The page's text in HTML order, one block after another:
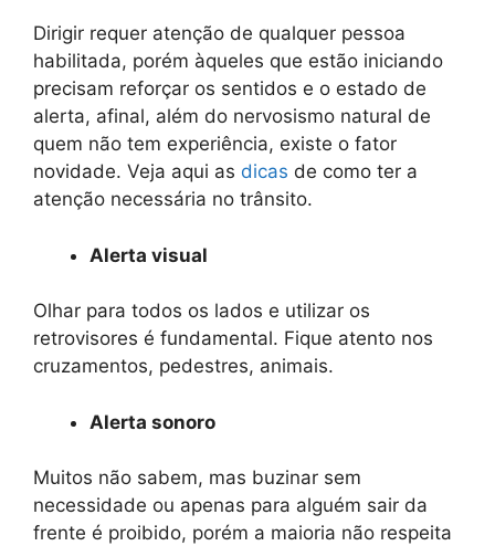
Dirigir requer atenção de qualquer pessoa
habilitada, porém àqueles que estão iniciando
precisam reforçar os sentidos e o estado de
alerta, afinal, além do nervosismo natural de
quem não tem experiência, existe o fator
novidade. Veja aqui as dicas de como ter a
atenção necessária no trânsito.
Alerta visual
Olhar para todos os lados e utilizar os
retrovisores é fundamental. Fique atento nos
cruzamentos, pedestres, animais.
Alerta sonoro
Muitos não sabem, mas buzinar sem
necessidade ou apenas para alguém sair da
frente é proibido, porém a maioria não respeita